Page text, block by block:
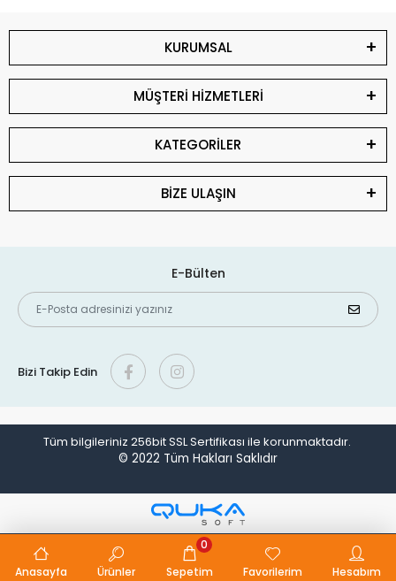
KURUMSAL
MÜŞTERİ HİZMETLERİ
KATEGORİLER
BİZE ULAŞIN
E-Bülten
Bizi Takip Edin
Tüm bilgileriniz 256bit SSL Sertifikası ile korunmaktadır.
© 2022 Tüm Hakları Saklıdır
Anasayfa Ürünler Sepetim
0
Favorilerim
Hesabım